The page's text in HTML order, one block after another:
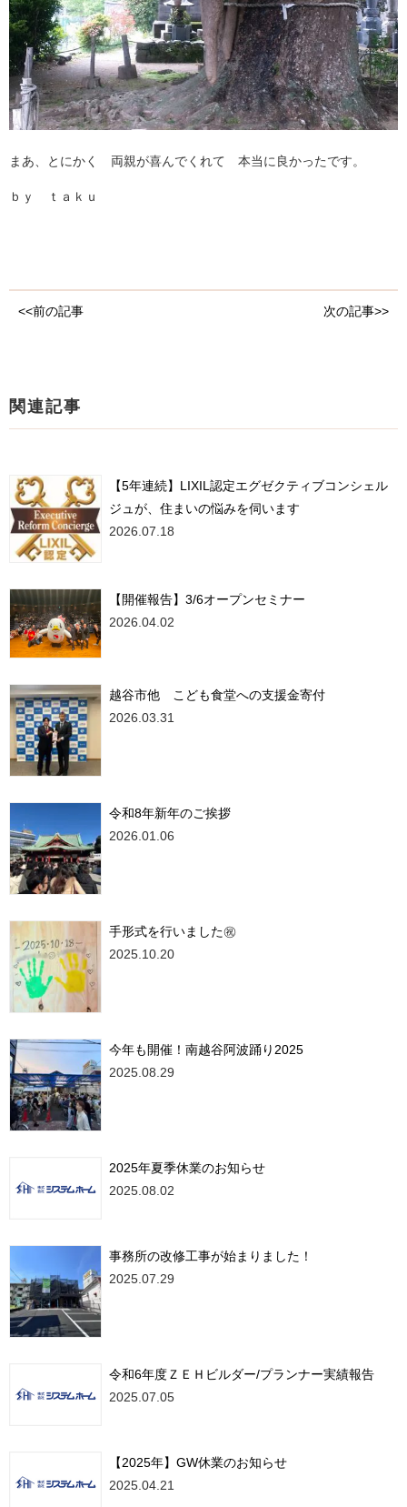
まあ、とにかく 両親が喜んでくれて 本当に良かったです。
ｂｙ ｔａｋｕ
<<前の記事 次の記事>>
関連記事
【5年連続】LIXIL認定エグゼクティブコンシェル
ジュが、住まいの悩みを伺います
2026.07.18
【開催報告】3/6オープンセミナー
2026.04.02
越谷市他 こども食堂への支援金寄付
2026.03.31
令和8年新年のご挨拶
2026.01.06
手形式を行いました㊗
2025.10.20
今年も開催！南越谷阿波踊り2025
2025.08.29
2025年夏季休業のお知らせ
2025.08.02
事務所の改修工事が始まりました！
2025.07.29
令和6年度ＺＥＨビルダー/プランナー実績報告
2025.07.05
【2025年】GW休業のお知らせ
2025.04.21